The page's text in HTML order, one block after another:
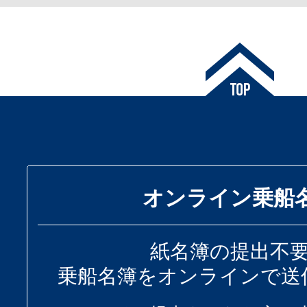
オンライン乗船
紙名簿の提出不
乗船名簿をオンラインで